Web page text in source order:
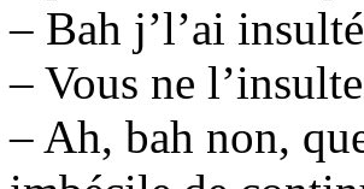
– Bah j’l’ai
– Vous ne
– Ah, bah non,